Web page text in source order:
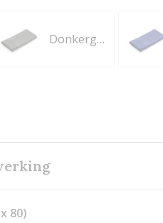
Donkergrijs
80)